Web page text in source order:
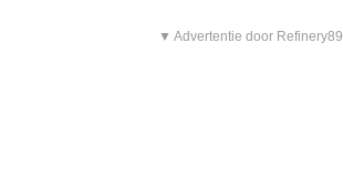
▼ Advertentie door Refinery89